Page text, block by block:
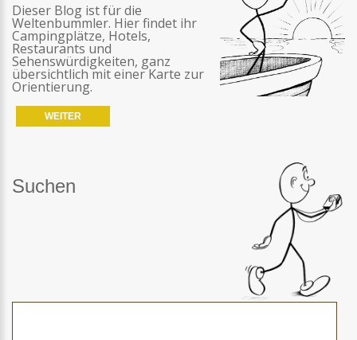
Dieser Blog ist für die
Weltenbummler. Hier findet ihr
Campingplätze, Hotels,
Restaurants und
Sehenswürdigkeiten, ganz
übersichtlich mit einer Karte zur
Orientierung.
WEITER
Suchen